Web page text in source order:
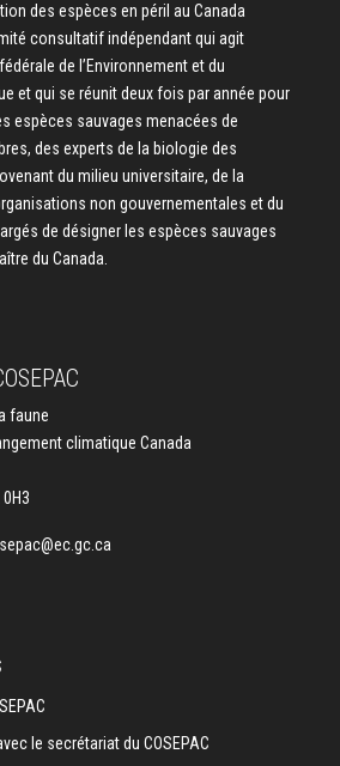
des espèces en péril au Canada
consultatif indépendant qui agit
de l’Environnement et du
et qui se réunit deux fois par année pour
espèces sauvages menacées de
des experts de la biologie des
du milieu universitaire, de la
non gouvernementales et du
de désigner les espèces sauvages
du Canada.
faune
climatique Canada
le secrétariat du COSEPAC